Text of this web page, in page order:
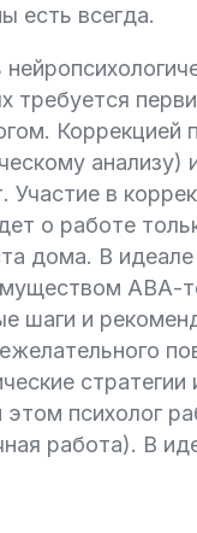
есть всегда.
требуется
Коррекцией
анализу)
Участие в
о работе
дома. В
АВА-
шаги и
психолог
работа). В